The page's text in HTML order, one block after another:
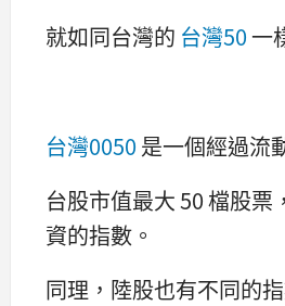
就如同台灣的 台灣50一
台灣0050 是一個經過流
台股市值最大 50 檔股票
資的指數。
同理，陸股也有不同的